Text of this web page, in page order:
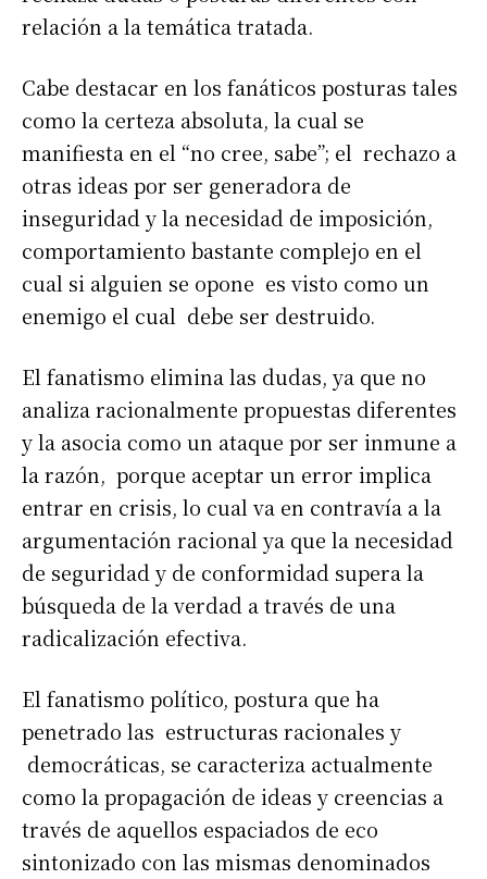
relación a la temática tratada.
Cabe destacar en los fanáticos posturas tales
como la certeza absoluta, la cual se
manifiesta en el “no cree, sabe”; el rechazo a
otras ideas por ser generadora de
inseguridad y la necesidad de imposición,
comportamiento bastante complejo en el
cual si alguien se opone es visto como un
enemigo el cual debe ser destruido.
El fanatismo elimina las dudas, ya que no
analiza racionalmente propuestas diferentes
y la asocia como un ataque por ser inmune a
la razón, porque aceptar un error implica
entrar en crisis, lo cual va en contravía a la
argumentación racional ya que la necesidad
de seguridad y de conformidad supera la
búsqueda de la verdad a través de una
radicalización efectiva.
El fanatismo político, postura que ha
penetrado las estructuras racionales y
democráticas, se caracteriza actualmente
como la propagación de ideas y creencias a
través de aquellos espaciados de eco
sintonizado con las mismas denominados